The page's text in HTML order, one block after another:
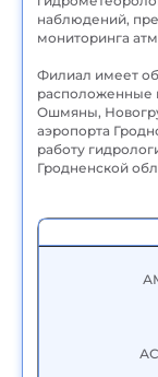
наблюдений,
мониторинга
Филиал имеет
расположенные
Ошмяны,
аэропорта
работу
Гродненской
АС